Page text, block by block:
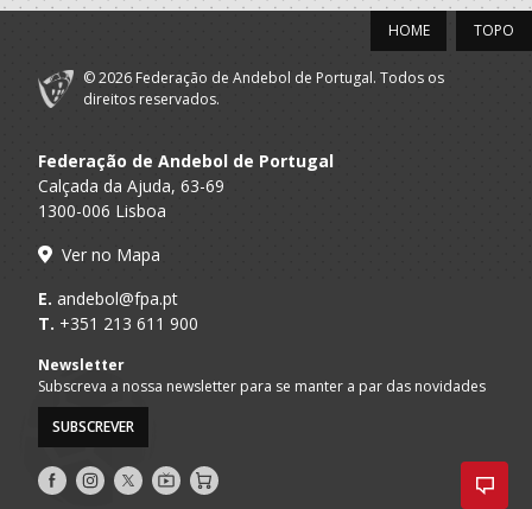
TOPO
HOME
© 2026 Federação de Andebol de Portugal. Todos os
direitos reservados.
Federação de Andebol de Portugal
Calçada da Ajuda, 63-69
1300-006 Lisboa
Ver no Mapa
E. andebol@fpa.pt
T. +351 213 611 900
Newsletter
Subscreva a nossa newsletter para se manter a par das novidades
SUBSCREVER
Siga-
nos
Siga-
nos
Siga-
nos
AndebolTV
Loja